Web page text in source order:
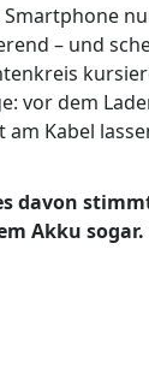
Smartphone
– und
vor dem
Kabel
davon
Akku sogar.